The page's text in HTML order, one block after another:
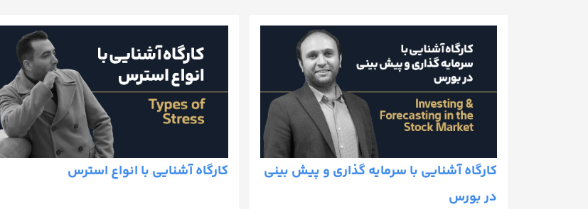
کارگاه آشنایی با سرمایه گذاری و پیش بینی
در بورس
کارگاه آشنایی با انواع استرس